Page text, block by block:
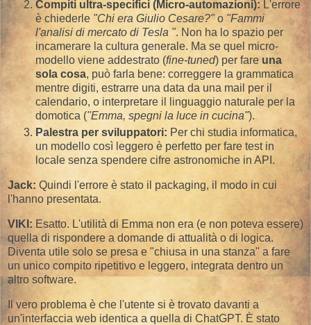
Compiti ultra-specifici (Micro-automazioni): L'errore
è chiederle "Chi era Giulio Cesare?" o "Fammi
l'analisi di mercato di Tesla ". Non ha lo spazio per
incamerare la cultura generale. Ma se quel micro-
modello viene addestrato (fine-tuned) per fare una
sola cosa, può farla bene: correggere la grammatica
mentre digiti, estrarre una data da una mail per il
calendario, o interpretare il linguaggio naturale per la
domotica ("Emma, spegni la luce in cucina").
Palestra per sviluppatori: Per chi studia informatica,
un modello così leggero è perfetto per fare test in
locale senza spendere cifre astronomiche in API.
Jack: Quindi l'errore è stato il packaging, il modo in cui
l'hanno presentata.
VIKI: Esatto. L'utilità di Emma non era (e non poteva essere)
quella di rispondere a domande di attualità o di logica.
Diventa utile solo se presa e "chiusa in una stanza" a fare
un unico compito ripetitivo e leggero, integrata dentro un
altro software.
​Il vero problema è che l'utente si è trovato davanti a
un'interfaccia web identica a quella di ChatGPT. È stato